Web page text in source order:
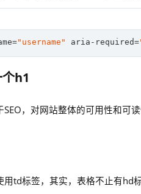
"username" aria-required=
h1
，对网站整体的可用性和可
td标签，其实，表格不止有hd